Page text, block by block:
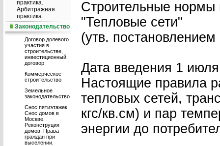
практика.
Арбитражная
практика.
Законодательство
Договор долевого
участия в
строительстве,
инвестиционный
договор
Коммерческое
строительство
Земельное
законодательство
Снос пятиэтажек.
Снос домов в
Москве.
Реконструция
домов. Права
граждан при
выселении.
Строительные
"Тепловые сети"
(утв.
Дата введения 1 июля
Настоящие правила
тепловых сетей,
кгс/кв.см) и пар
энергии до